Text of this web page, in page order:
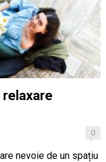
0
nevoie de un spațiu